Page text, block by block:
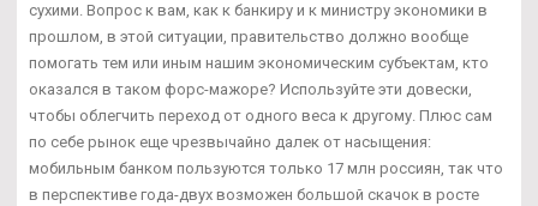
сухими. Вопрос к вам, как к банкиру и к министру экономики в
прошлом, в этой ситуации, правительство должно вообще
помогать тем или иным нашим экономическим субъектам, кто
оказался в таком форс-мажоре? Используйте эти довески,
чтобы облегчить переход от одного веса к другому. Плюс сам
по себе рынок еще чрезвычайно далек от насыщения:
мобильным банком пользуются только 17 млн россиян, так что
в перспективе года-двух возможен большой скачок в росте